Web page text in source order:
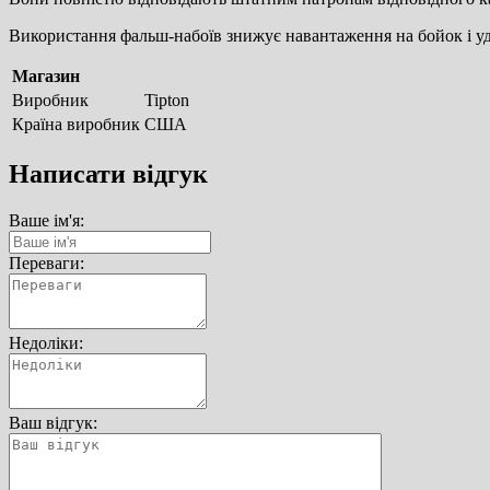
Використання фальш-набоїв знижує навантаження на бойок і
Магазин
Виробник
Tipton
Країна виробник США
Написати відгук
Ваше ім'я:
Переваги:
Недоліки:
Ваш відгук: